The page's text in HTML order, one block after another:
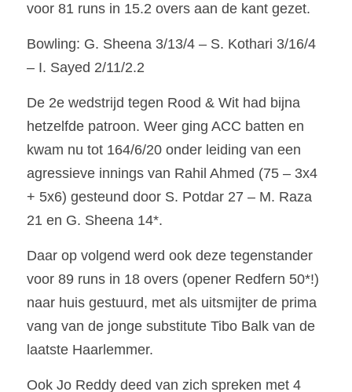
voor 81 runs in 15.2 overs aan de kant gezet.
Bowling: G. Sheena 3/13/4 – S. Kothari 3/16/4
– I. Sayed 2/11/2.2
De 2e wedstrijd tegen Rood & Wit had bijna
hetzelfde patroon. Weer ging ACC batten en
kwam nu tot 164/6/20 onder leiding van een
agressieve innings van Rahil Ahmed (75 – 3x4
+ 5x6) gesteund door S. Potdar 27 – M. Raza
21 en G. Sheena 14*.
Daar op volgend werd ook deze tegenstander
voor 89 runs in 18 overs (opener Redfern 50*!)
naar huis gestuurd, met als uitsmijter de prima
vang van de jonge substitute Tibo Balk van de
laatste Haarlemmer.
Ook Jo Reddy deed van zich spreken met 4